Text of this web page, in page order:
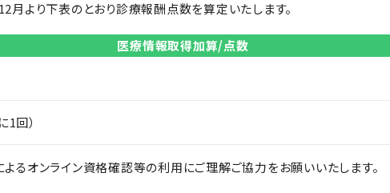
より下表のとおり診療報酬点数を算定いたします。
医療情報取得加算/点数
1回）
るオンライン資格確認等の利用にご理解ご協力をお願いいたします。